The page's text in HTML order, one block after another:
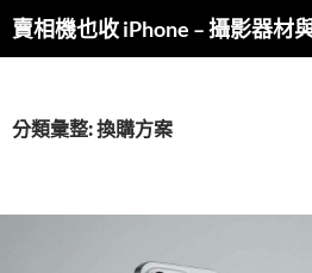
跳
至
內
搜
尋
分類彙整: 換購方案